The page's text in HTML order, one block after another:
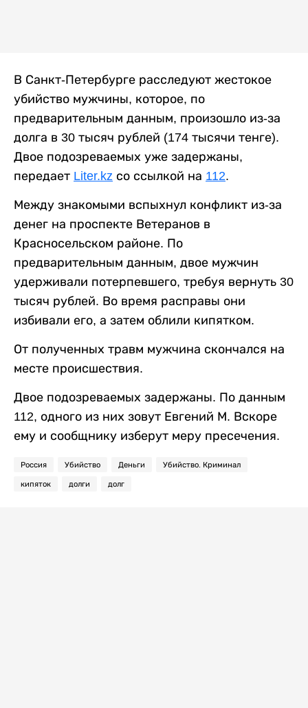
В Санкт-Петербурге расследуют жестокое
убийство мужчины, которое, по
предварительным данным, произошло из-за
долга в 30 тысяч рублей (174 тысячи тенге).
Двое подозреваемых уже задержаны,
передает Liter.kz со ссылкой на 112.
Между знакомыми вспыхнул конфликт из-за
денег на проспекте Ветеранов в
Красносельском районе. По
предварительным данным, двое мужчин
удерживали потерпевшего, требуя вернуть 30
тысяч рублей. Во время расправы они
избивали его, а затем облили кипятком.
От полученных травм мужчина скончался на
месте происшествия.
Двое подозреваемых задержаны. По данным
112, одного из них зовут Евгений М. Вскоре
ему и сообщнику изберут меру пресечения.
Россия Убийство Деньги Убийство. Криминал
кипяток долги долг